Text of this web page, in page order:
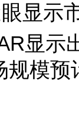
显示
示
规模